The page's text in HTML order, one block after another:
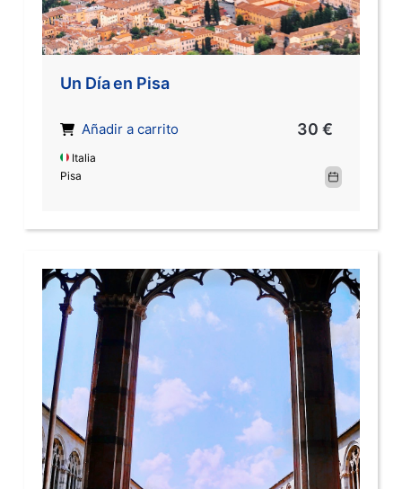
Un Día en Pisa
Añadir a carrito 30 €
Italia
Pisa